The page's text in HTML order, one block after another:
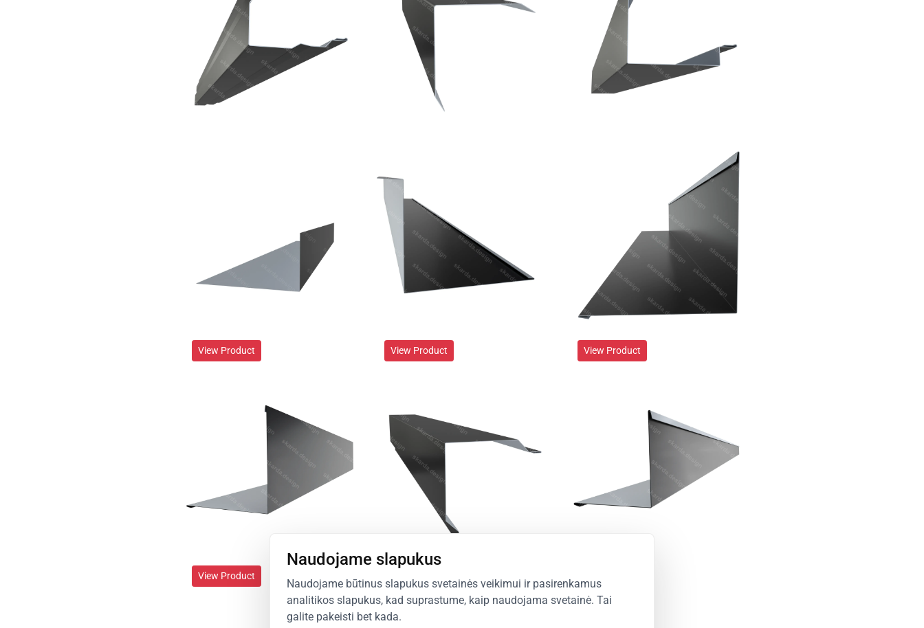
View Product View Product View Product
View Product
Naudojame slapukus
Naudojame būtinus slapukus svetainės veikimui ir pasirenkamus
analitikos slapukus, kad suprastume, kaip naudojama svetainė. Tai
galite pakeisti bet kada.